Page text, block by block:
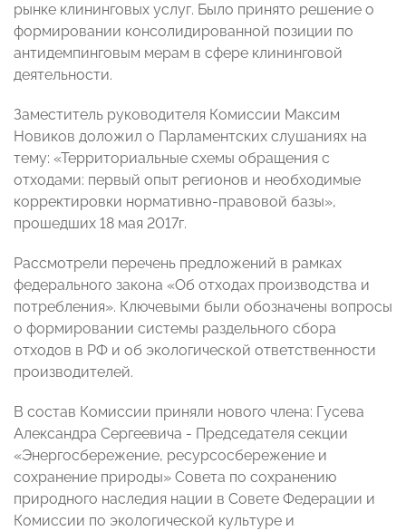
рынке клининговых услуг. Было принято решение о
формировании консолидированной позиции по
антидемпинговым мерам в сфере клининговой
деятельности.
Заместитель руководителя Комиссии Максим
Новиков доложил о Парламентских слушаниях на
тему: «Территориальные схемы обращения с
отходами: первый опыт регионов и необходимые
корректировки нормативно-правовой базы»,
прошедших 18 мая 2017г.
Рассмотрели перечень предложений в рамках
федерального закона «Об отходах производства и
потребления». Ключевыми были обозначены вопросы
о формировании системы раздельного сбора
отходов в РФ и об экологической ответственности
производителей.
В состав Комиссии приняли нового члена: Гусева
Александра Сергеевича - Председателя секции
«Энергосбережение, ресурсосбережение и
сохранение природы» Совета по сохранению
природного наследия нации в Совете Федерации и
Комиссии по экологической культуре и